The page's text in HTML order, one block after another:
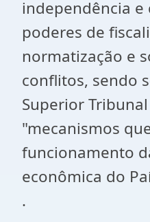
independência e
poderes de
normatização e
conflitos, sendo
Superior
"mecanismos
funcionamento
econômica do
.